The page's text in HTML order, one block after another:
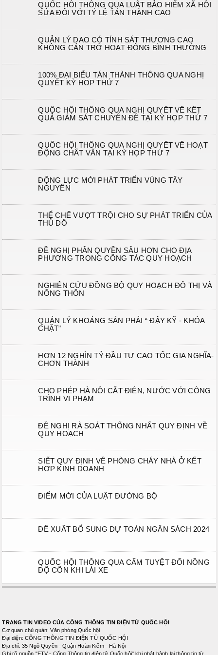
QUỐC HỘI THÔNG QUA LUẬT BẢO HIỂM XÃ HỘI
SỬA ĐỔI VỚI TỶ LỆ TÁN THÀNH CAO
QUẢN LÝ DAO CÓ TÍNH SÁT THƯƠNG CAO
KHÔNG CẢN TRỞ HOẠT ĐỘNG BÌNH THƯỜNG
100% ĐẠI BIỂU TÁN THÀNH THÔNG QUA NGHỊ
QUYẾT KỲ HỌP THỨ 7
QUỐC HỘI THÔNG QUA NGHỊ QUYẾT VỀ KẾT
QUẢ GIÁM SÁT CHUYÊN ĐỀ TẠI KỲ HỌP THỨ 7
QUỐC HỘI THÔNG QUA NGHỊ QUYẾT VỀ HOẠT
ĐỘNG CHẤT VẤN TẠI KỲ HỌP THỨ 7
ĐỘNG LỰC MỚI PHÁT TRIỂN VÙNG TÂY
NGUYÊN
THỂ CHẾ VƯỢT TRỘI CHO SỰ PHÁT TRIỂN CỦA
THỦ ĐÔ
ĐỀ NGHỊ PHÂN QUYỀN SÂU HƠN CHO ĐỊA
PHƯƠNG TRONG CÔNG TÁC QUY HOẠCH
NGHIÊN CỨU ĐỒNG BỘ QUY HOẠCH ĐÔ THỊ VÀ
NÔNG THÔN
QUẢN LÝ KHOÁNG SẢN PHẢI “ ĐẬY KỸ - KHÓA
CHẶT”
HƠN 12 NGHÌN TỶ ĐẦU TƯ CAO TỐC GIA NGHĨA-
CHƠN THÀNH
CHO PHÉP HÀ NỘI CẮT ĐIỆN, NƯỚC VỚI CÔNG
TRÌNH VI PHẠM
ĐỀ NGHỊ RÀ SOÁT THỐNG NHẤT QUY ĐỊNH VỀ
QUY HOẠCH
SIẾT QUY ĐỊNH VỀ PHÒNG CHÁY NHÀ Ở KẾT
HỢP KINH DOANH
ĐIỂM MỚI CỦA LUẬT ĐƯỜNG BỘ
ĐỀ XUẤT BỔ SUNG DỰ TOÁN NGÂN SÁCH 2024
QUỐC HỘI THÔNG QUA CẤM TUYỆT ĐỐI NỒNG
ĐỘ CỒN KHI LÁI XE
TRANG TIN VIDEO CỦA CỔNG THÔNG TIN ĐIỆN TỬ QUỐC HỘI
Cơ quan chủ quản: Văn phòng Quốc hội
Đại diện: CỔNG THÔNG TIN ĐIỆN TỬ QUỐC HỘI
Địa chỉ: 35 Ngô Quyền - Quận Hoàn Kiếm - Hà Nội
Ghi rõ nguồn "ETV - Cổng Thông tin điện tử Quốc hội" khi phát hành lại thông tin từ